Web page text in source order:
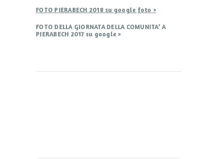
FOTO PIERABECH 2018 su google foto >
FOTO DELLA GIORNATA DELLA COMUNITA’ A
PIERABECH 2017 su google >